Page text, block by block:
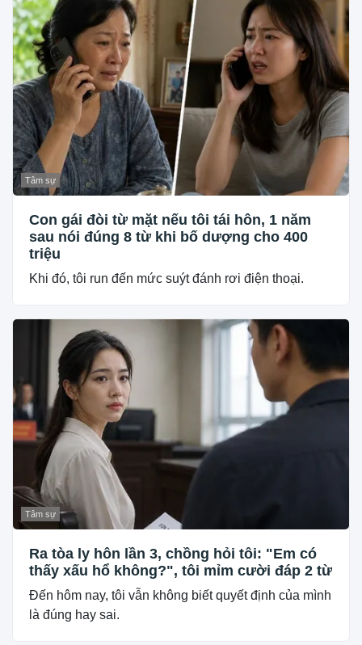
Tâm sự
Con gái đòi từ mặt nếu tôi tái hôn, 1 năm
sau nói đúng 8 từ khi bố dượng cho 400
triệu
Khi đó, tôi run đến mức suýt đánh rơi điện thoại.
Tâm sự
Ra tòa ly hôn lần 3, chồng hỏi tôi: "Em có
thấy xấu hổ không?", tôi mỉm cười đáp 2 từ
Đến hôm nay, tôi vẫn không biết quyết định của mình
là đúng hay sai.